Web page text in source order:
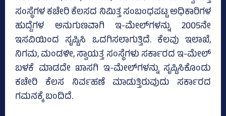
ಸಂಸ್ಥೆಗಳ ಕಚೇರಿ ಕೆಲಸದ ನಿಮಿತ್ತ ಸಂಬಂಧಪಟ್ಟ ಅಧಿಕಾರಿಗಳ
ಹುದ್ದೆಗಳ ಅನುಗುಣವಾಗಿ ಇ-ಮೇಲ್‌ಗಳನ್ನು 2005ನೇ
ಇಸವಿಯಿಂದ ಸೃಷ್ಟಿಸಿ ಒದಗಿಸಲಾಗುತ್ತಿದೆ. ಕೆಲವು ಇಲಾಖೆ,
ನಿಗಮ, ಮಂಡಳೀ, ಸ್ವಾಯತ್ತ ಸಂಸ್ಥೆಗಳು ಸರ್ಕಾರದ ಇ-ಮೇಲ್‌
ಬಳಕೆ ಮಾಡದೇ ಖಾಸಗಿ ಇ-ಮೇಲ್‌ಗಳನ್ನು ಸೃಷ್ಟಿಸಿಕೊಂಡು
ಕಚೇರಿ ಕೆಲಸ ನಿರ್ವಹಣೆ ಮಾಡುತ್ತಿರುವುದು ಸರ್ಕಾರದ
ಗಮನಕ್ಕೆ ಬಂದಿದೆ.